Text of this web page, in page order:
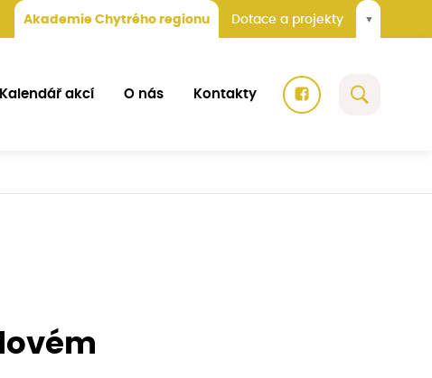
Akademie Chytrého regionu Dotace a projekty ▼
Kalendář akcí O nás Kontakty